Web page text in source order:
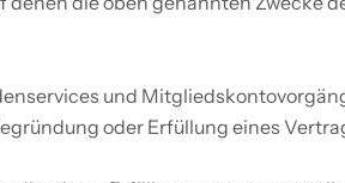
und
oder Erfüllung eines